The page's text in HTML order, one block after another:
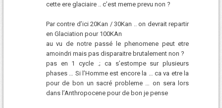
cette ere glaciaire .. c’est meme prevu non ?
Par contre d’ici 20Kan / 30Kan .. on devrait repartir
en Glaciation pour 100KAn
au vu de notre passé le phenomene peut etre
amoindri mais pas disparaitre brutalement non ?
pas en 1 cycle .; ca s’estompe sur plusieurs
phases … Si l’Homme est encore la … ca va etre la
pour de bon un sacré probleme … on sera lors
dans l’Anthropocene pour de bon je pense